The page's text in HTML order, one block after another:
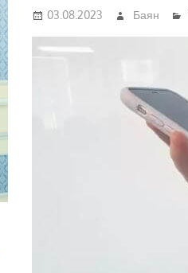
03.08.2023 Баян